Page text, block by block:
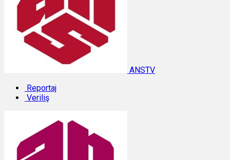
ANSTV
Reportaj
Veriliş